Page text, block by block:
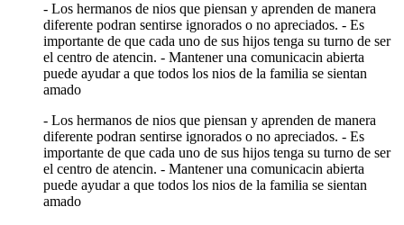
- Los hermanos de nios que piensan y aprenden de manera
diferente podran sentirse ignorados o no apreciados. - Es
importante de que cada uno de sus hijos tenga su turno de ser
el centro de atencin. - Mantener una comunicacin abierta
puede ayudar a que todos los nios de la familia se sientan
amado
- Los hermanos de nios que piensan y aprenden de manera
diferente podran sentirse ignorados o no apreciados. - Es
importante de que cada uno de sus hijos tenga su turno de ser
el centro de atencin. - Mantener una comunicacin abierta
puede ayudar a que todos los nios de la familia se sientan
amado